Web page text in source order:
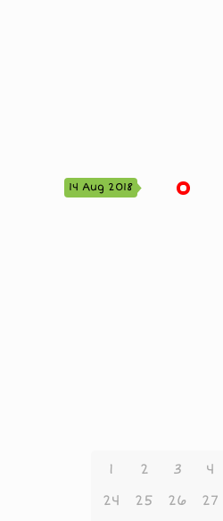
14 Aug 2018
1 2 3 4
24
25 26 27